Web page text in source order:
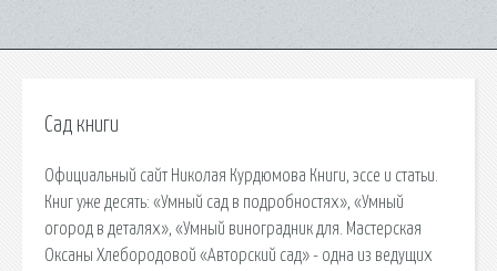
Сад книги
Официальный сайт Николая Курдюмова Книги, эссе и статьи.
Книг уже десять: «Умный сад в подробностях», «Умный
огород в деталях», «Умный виноградник для. Мастерская
Оксаны Хлебородовой «Авторский сад» - одна из ведущих